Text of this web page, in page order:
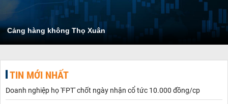
Cảng hàng không Thọ Xuân
TIN MỚI NHẤT
Doanh nghiệp họ 'FPT' chốt ngày nhận cổ tức 10.000 đồng/cp